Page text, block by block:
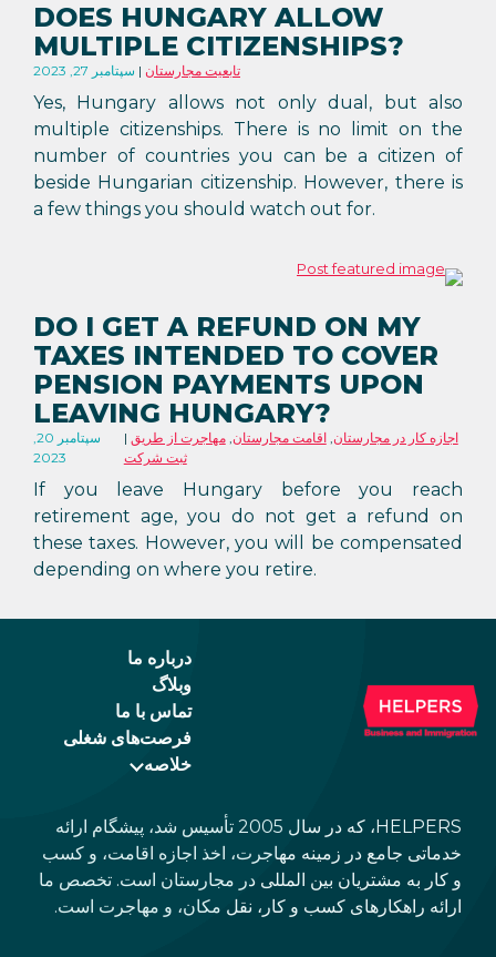
DOES HUNGARY ALLOW
MULTIPLE CITIZENSHIPS?
سپتامبر 27, 2023 تابعیت مجارستان
Yes, Hungary allows not only dual, but also
multiple citizenships. There is no limit on the
number of countries you can be a citizen of
beside Hungarian citizenship. However, there is
a few things you should watch out for.
DO I GET A REFUND ON MY
TAXES INTENDED TO COVER
PENSION PAYMENTS UPON
LEAVING HUNGARY?
سپتامبر 20,
2023
اجازه کار در مجارستان,اقامت مجارستان,مهاجرت از طریق
ثبت شرکت
If you leave Hungary before you reach
retirement age, you do not get a refund on
these taxes. However, you will be compensated
depending on where you retire.
درباره ما
وبلاگ
تماس با ما
فرصت‌های شغلی
خلاصه
HELPERS، که در سال 2005 تأسیس شد، پیشگام ارائه
خدماتی جامع در زمینه مهاجرت، اخذ اجازه اقامت، و کسب
و کار به مشتریان بین المللی در مجارستان است. تخصص ما
ارائه راهکارهای کسب و کار، نقل مکان، و مهاجرت است.